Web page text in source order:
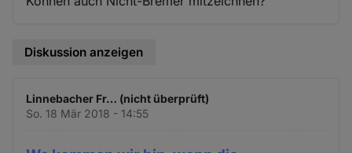
Diskussion anzeigen
Linnebacher Fr… (nicht überprüft)
So. 18 Mär 2018 - 14:55